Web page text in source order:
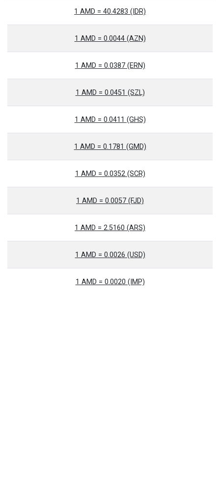
1 AMD = 40.4283 (IDR)
1 AMD = 0.0044 (AZN)
1 AMD = 0.0387 (ERN)
1 AMD = 0.0451 (SZL)
1 AMD = 0.0411 (GHS)
1 AMD = 0.1781 (GMD)
1 AMD = 0.0352 (SCR)
1 AMD = 0.0057 (FJD)
1 AMD = 2.5160 (ARS)
1 AMD = 0.0026 (USD)
1 AMD = 0.0020 (IMP)